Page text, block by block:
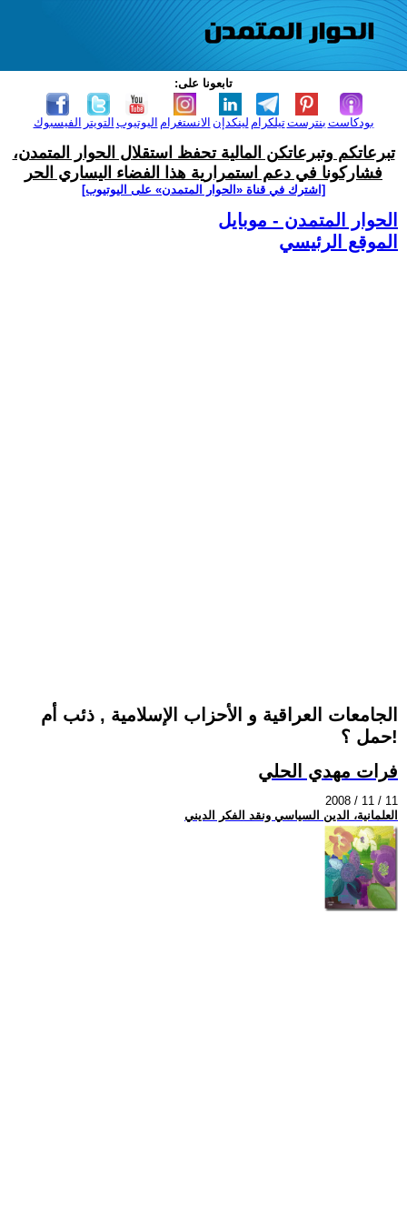
تابعونا على:
الفيسبوك التويتر اليوتيوب الانستغرام لينكدإن تيلكرامبنترست بودكاست
تبرعاتكم وتبرعاتكن المالية تحفظ استقلال الحوار المتمدن،
فشاركونا في دعم استمرارية هذا الفضاء اليساري الحر
[اشترك في قناة ‫«الحوار المتمدن» على اليوتيوب]
الحوار المتمدن - موبايل
الموقع الرئيسي
الجامعات العراقية و الأحزاب الإسلامية , ذئب أم
حمل ؟!
فرات مهدي الحلي
2008 / 11 / 11
العلمانية، الدين السياسي ونقد الفكر الديني